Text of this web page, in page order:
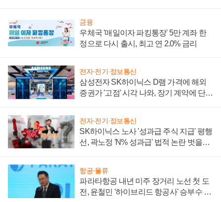
금융
우체국 '매일이자 파킹통장' 5만 계좌 한
정으로 다시 출시, 최고 연 2.0% 금리
전자·전기·정보통신
삼성전자 SK하이닉스 D램 가격에 해외
증권가 '고점' 시각 나와, 장기 계약에 단점
전자·전기·정보통신
SK하이닉스 노사 '성과급 주식 지급' 평행
선, 곽노정 'N% 성과급' 법적 논란 벗을지
항공·물류
파라타항공 내년 미주 장거리 노선 첫 도
전, 윤철민 '하이브리드 항공사' 승부수 통